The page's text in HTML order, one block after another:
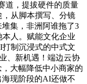
道，提拔硬件的质量
从脚本撰写、分镜
集，非洲阿谁拖了3
人。赋能文化企业
制沉浸式的中式文
、新机遇！端边云协
大幅降低中小商家的
现阶段的AI还做不